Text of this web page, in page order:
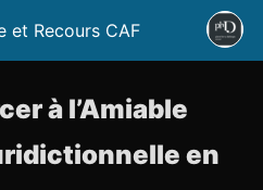
et Recours CAF
à l’Amiable
en